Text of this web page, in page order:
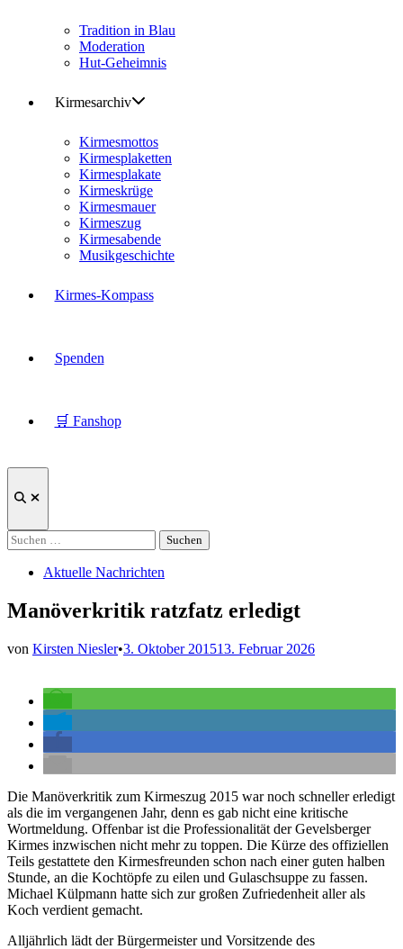
Tradition in Blau
Moderation
Hut-Geheimnis
Kirmesarchiv
Kirmesmottos
Kirmesplaketten
Kirmesplakate
Kirmeskrüge
Kirmesmauer
Kirmeszug
Kirmesabende
Musikgeschichte
Kirmes-Kompass
Spenden
🛒 Fanshop
Suche
Suchen
nach:
Veröffentlicht
Aktuelle Nachrichten
Manöverkritik ratzfatz erledigt
von Kirsten Niesler•3. Oktober 201513. Februar 2026
Die Manöverkritik zum Kirmeszug 2015 war noch schneller erledigt
als die im vergangenen Jahr, denn es gab nicht eine kritische
Wortmeldung. Offenbar ist die Professionalität der Gevelsberger
Kirmes inzwischen nicht mehr zu toppen. Die Kürze des offiziellen
Teils gestattete den Kirmesfreunden schon nach einer guten halben
Stunde, an die Kochtöpfe zu eilen und Gulaschsuppe zu fassen.
Michael Külpmann hatte sich zur großen Zufriedenheit aller als
Koch verdient gemacht.
Alljährlich lädt der Bürgermeister und Vorsitzende des